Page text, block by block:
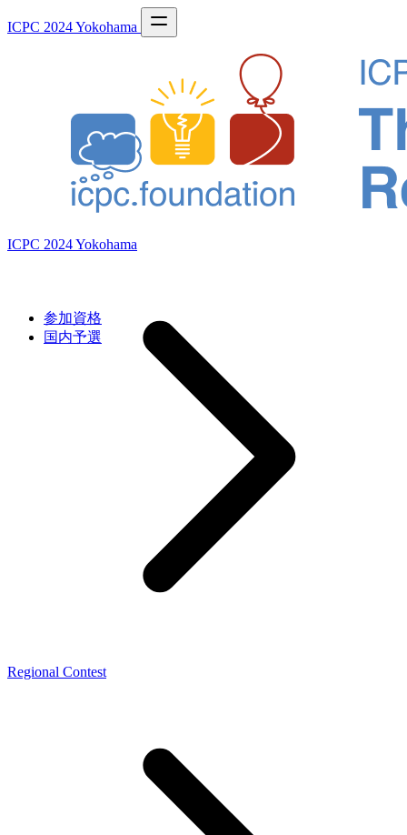
ICPC 2024 Yokohama
参加資格
国内予選
ICPC 2024 Yokohama
Regional Contest